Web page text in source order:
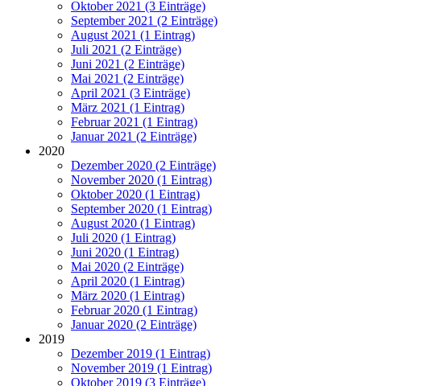
Oktober 2021 (3 Einträge)
September 2021 (2 Einträge)
August 2021 (1 Eintrag)
Juli 2021 (2 Einträge)
Juni 2021 (2 Einträge)
Mai 2021 (2 Einträge)
April 2021 (3 Einträge)
März 2021 (1 Eintrag)
Februar 2021 (1 Eintrag)
Januar 2021 (2 Einträge)
2020
Dezember 2020 (2 Einträge)
November 2020 (1 Eintrag)
Oktober 2020 (1 Eintrag)
September 2020 (1 Eintrag)
August 2020 (1 Eintrag)
Juli 2020 (1 Eintrag)
Juni 2020 (1 Eintrag)
Mai 2020 (2 Einträge)
April 2020 (1 Eintrag)
März 2020 (1 Eintrag)
Februar 2020 (1 Eintrag)
Januar 2020 (2 Einträge)
2019
Dezember 2019 (1 Eintrag)
November 2019 (1 Eintrag)
Oktober 2019 (3 Einträge)